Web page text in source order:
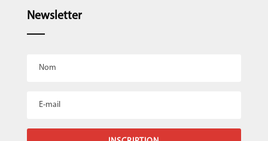
Newsletter